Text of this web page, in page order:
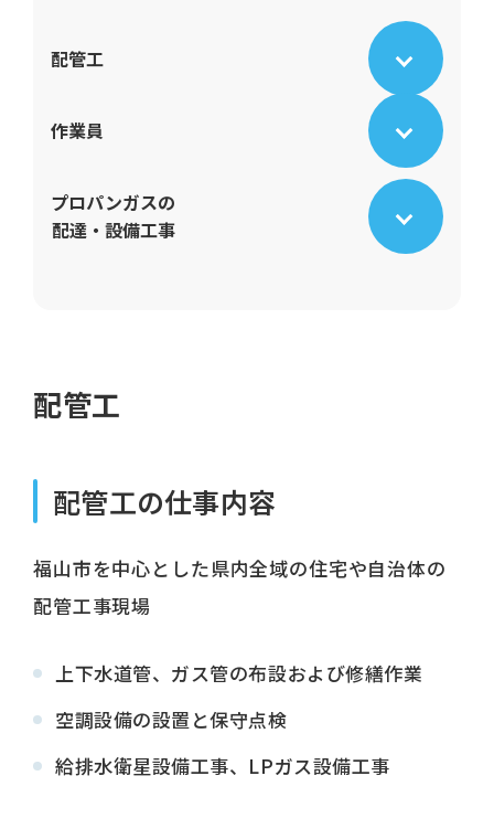
配管工
作業員
プロパンガスの
配達・設備工事
配管工
配管工の仕事内容
福山市を中心とした県内全域の住宅や自治体の
配管工事現場
上下水道管、ガス管の布設および修繕作業
空調設備の設置と保守点検
給排水衛星設備工事、LPガス設備工事